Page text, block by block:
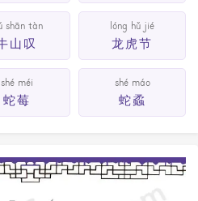
shān tàn
山叹
lóng hǔ jié
龙虎节
shé méi
蛇莓
shé máo
蛇蟊